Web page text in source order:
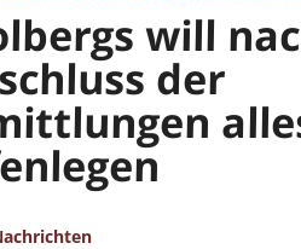
will
der